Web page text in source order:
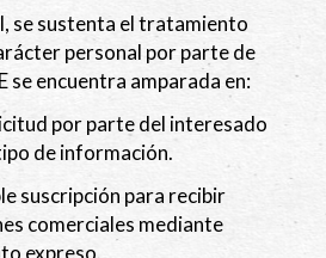
se sustenta el tratamiento
personal por parte de
se encuentra amparada en:
por parte del interesado
de información.
suscripción para recibir
comerciales mediante
expreso.